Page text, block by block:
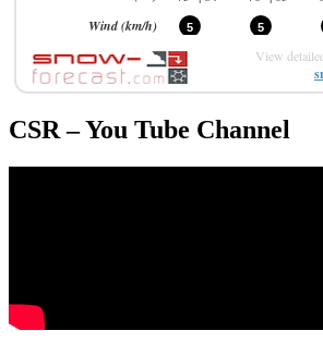
View
CSR – You Tube Channel